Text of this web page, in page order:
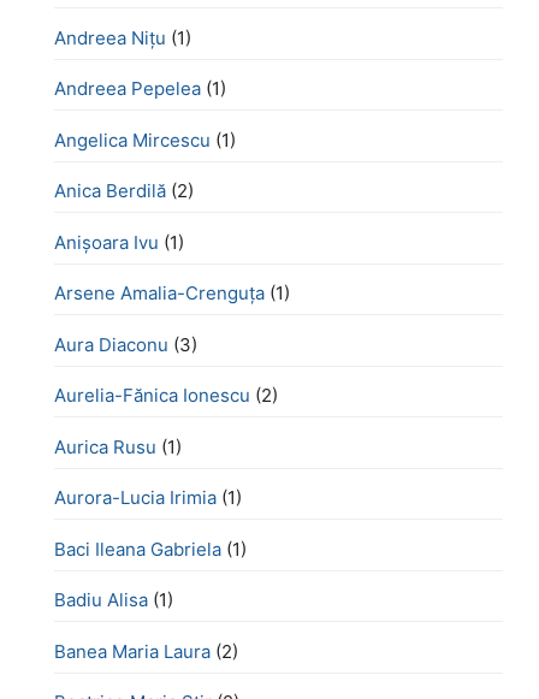
Andreea Nițu (1)
Andreea Pepelea (1)
Angelica Mircescu (1)
Anica Berdilă (2)
Anișoara Ivu (1)
Arsene Amalia-Crenguța (1)
Aura Diaconu (3)
Aurelia-Fănica Ionescu (2)
Aurica Rusu (1)
Aurora-Lucia Irimia (1)
Baci Ileana Gabriela (1)
Badiu Alisa (1)
Banea Maria Laura (2)